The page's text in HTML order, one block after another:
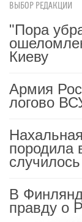
ВЫБОР РЕДАКЦИИ
"Пора
Киеву
Армия
логово
породила
случилось
В
правду о